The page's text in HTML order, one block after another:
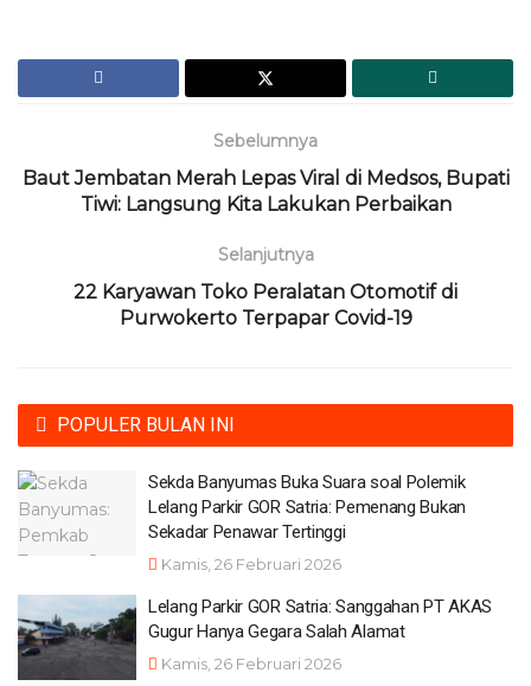
Sebelumnya
Baut Jembatan Merah Lepas Viral di Medsos, Bupati
Tiwi: Langsung Kita Lakukan Perbaikan
Selanjutnya
22 Karyawan Toko Peralatan Otomotif di
Purwokerto Terpapar Covid-19
POPULER BULAN INI
Sekda Banyumas Buka Suara soal Polemik
Lelang Parkir GOR Satria: Pemenang Bukan
Sekadar Penawar Tertinggi
Kamis, 26 Februari 2026
Lelang Parkir GOR Satria: Sanggahan PT AKAS
Gugur Hanya Gegara Salah Alamat
Kamis, 26 Februari 2026